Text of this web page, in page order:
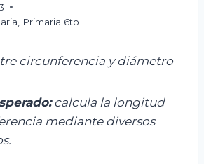
Primaria 6to
circunferencia y diámetro
o: calcula la longitud
mediante diversos